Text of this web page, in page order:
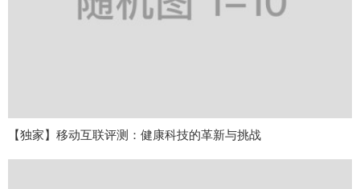
【独家】移动互联评测：健康科技的革新与挑战